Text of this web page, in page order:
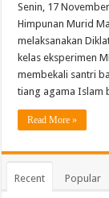
Senin, 17
Himpunan Murid
melaksanakan
kelas eksperimen
membekali santri
tiang agama Islam
Read More »
Recent Popular